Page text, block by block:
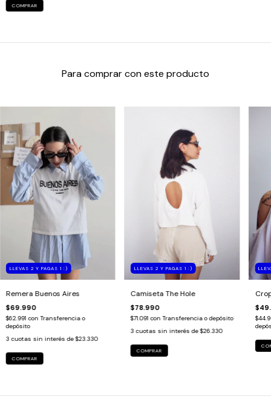
COMPRAR
Para comprar con este producto
LLEVAS 2 Y PAGAS 1 :)
Remera Buenos Aires
$69.990
$62.991con Transferencia o
depósito
3 cuotas sin interés de$23.330
COMPRAR
LLEVAS 2 Y PAGAS 1 :)
Camiseta The Hole
$78.990
$71.091con Transferencia o depósito
3 cuotas sin interés de$26.330
COMPRAR